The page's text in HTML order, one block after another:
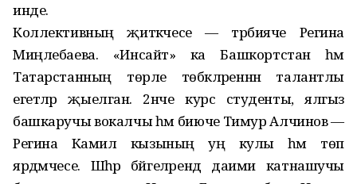
инде.
Коллективның җитәкчесе — тәрбияче Регина
Миңлебаева. «Инсайт» ка Башкортстан һәм
Татарстанның төрле төбәкләреннән талантлы
егетләр җыелган. 2нче курс студенты, ялгыз
башкаручы вокалчы һәм биюче Тимур Алчинов —
Регина Камил кызының уң кулы һәм төп
ярдәмчесе. Шәһәр бәйгеләрендә даими катнашучы